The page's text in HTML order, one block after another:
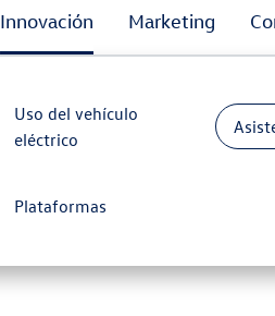
Innovación Marketing
Uso del vehículo
eléctrico
Plataformas